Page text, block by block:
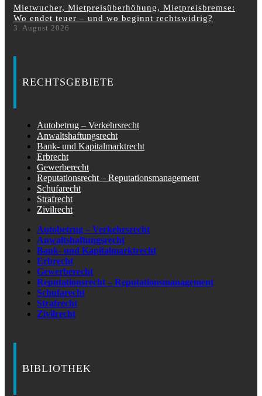
Mietwucher, Mietpreisüberhöhung, Mietpreisbremse:
Wo endet teuer – und wo beginnt rechtswidrig?
3. August 2026
RECHTSGEBIETE
Autobetrug – Verkehrsrecht
Anwaltshaftungsrecht
Bank- und Kapitalmarktrecht
Erbrecht
Gewerberecht
Reputationsrecht – Reputationsmanagement
Schufarecht
Strafrecht
Zivilrecht
Autobetrug – Verkehrsrecht
Anwaltshaftungsrecht
Bank- und Kapitalmarktrecht
Erbrecht
Gewerberecht
Reputationsrecht – Reputationsmanagement
Schufarecht
Strafrecht
Zivilrecht
BIBLIOTHEK